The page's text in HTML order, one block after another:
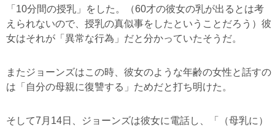
「10分間の授乳」をした。（60才の彼女の乳が出るとは考
えられないので、授乳の真似事をしたということだろう）彼
女はそれが「異常な行為」だと分かっていたそうだ。
またジョーンズはこの時、彼女のような年齢の女性と話すの
は「自分の母親に復讐する」ためだと打ち明けた。
そして7月14日、ジョーンズは彼女に電話し、「（母乳に）